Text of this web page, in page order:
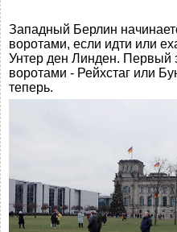
Западный Берлин
воротами, если идти или
Унтер ден Линден. Первый
воротами - Рейхстаг или
теперь.